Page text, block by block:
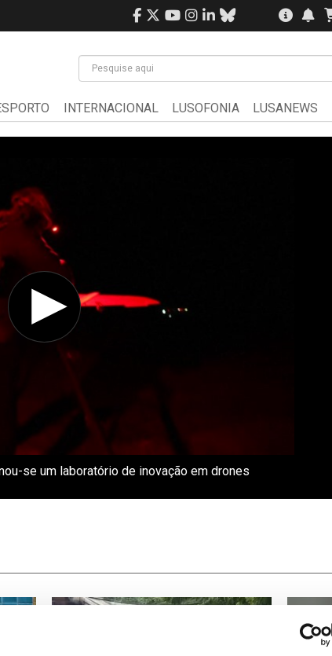
INTERNACIONAL LUSOFONIA LUSANEWS
se um laboratório de inovação em drones